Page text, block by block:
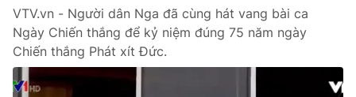
Xã hội
Pháp luật
VTV.vn - Người dân Nga đã cùng hát vang bài ca
Ngày Chiến thắng để kỷ niệm đúng 75 năm ngày
Chiến thắng Phát xít Đức.